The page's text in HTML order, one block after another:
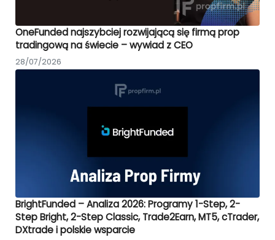
OneFunded najszybciej rozwijającą się firmą prop
tradingową na świecie – wywiad z CEO
28/07/2026
BrightFunded – Analiza 2026: Programy 1-Step, 2-
Step Bright, 2-Step Classic, Trade2Earn, MT5, cTrader,
DXtrade i polskie wsparcie